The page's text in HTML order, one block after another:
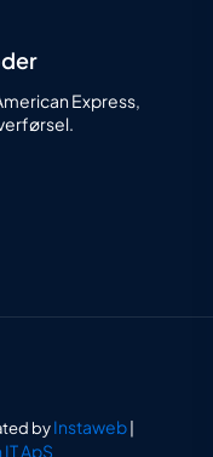
Express,
byInstaweb
ApS